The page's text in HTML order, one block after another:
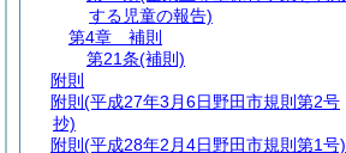
する児童の報告)
第4章
補則
第21条(補則)
附則
附則 (平成27年3月6日野田市規則第2号
抄)
附則 (平成28年2月4日野田市規則第1号)